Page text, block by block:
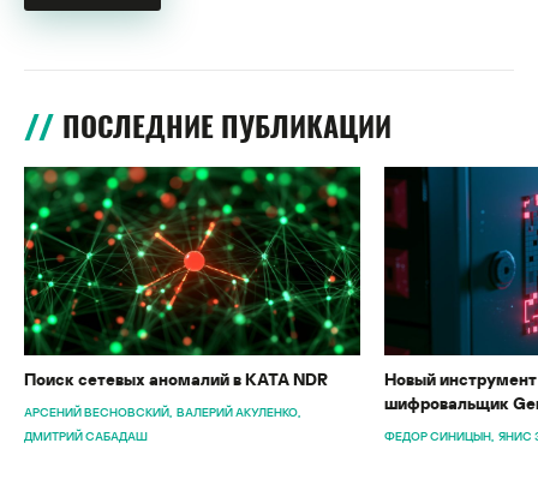
ПОСЛЕДНИЕ ПУБЛИКАЦИИ
Поиск сетевых аномалий в KATA NDR
АРСЕНИЙ ВЕСНОВСКИЙ ВАЛЕРИЙ АКУЛЕНКО
ДМИТРИЙ САБАДАШ
Новый
шифровальщик
ФЕДОР СИНИЦЫН ЯНИС